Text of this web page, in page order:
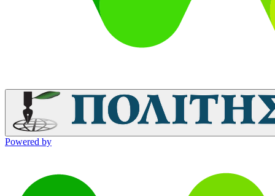
Powered by